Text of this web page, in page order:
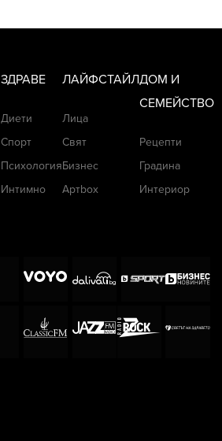
ЗДРАВЕ
Диети
Спорт
Психология
Интимно
ЛАЙФСТАЙЛ
Лица
Свят
Бизнес
Артbox
ДОМ И
СЕМЕЙСТВО
Рецепти
Градина
Интериор